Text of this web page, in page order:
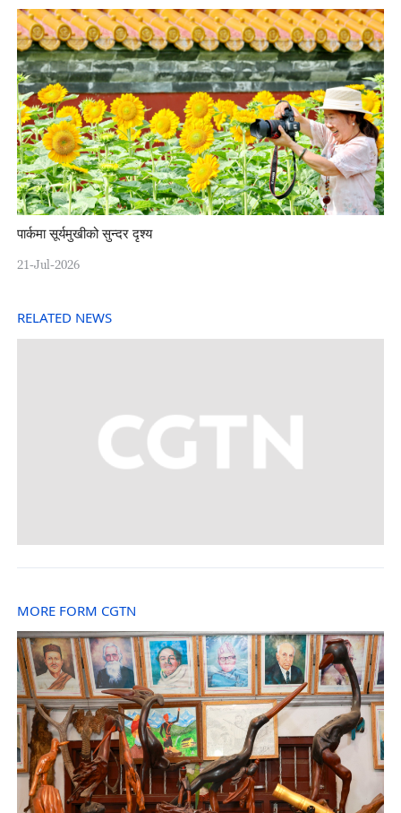
पार्कमा सूर्यमुखीको सुन्दर दृश्य
21-Jul-2026
RELATED NEWS
MORE FORM CGTN